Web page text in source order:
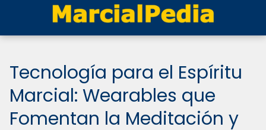
Tecnología para el Espíritu
Marcial: Wearables que
Fomentan la Meditación y